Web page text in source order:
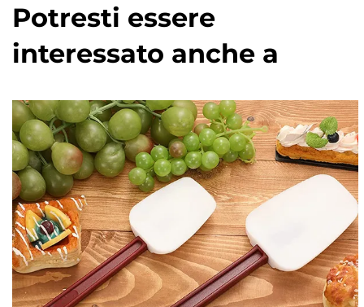
Potresti essere
interessato anche a